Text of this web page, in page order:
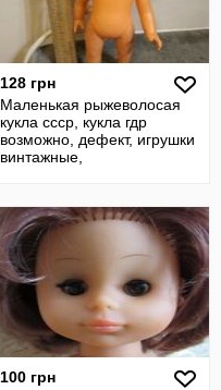
128 грн
Маленькая рыжеволосая
кукла ссср, кукла гдр
возможно, дефект, игрушки
винтажные,
100 грн